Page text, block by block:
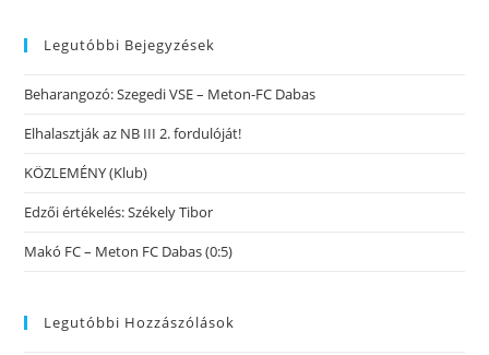
Legutóbbi Bejegyzések
Beharangozó: Szegedi VSE – Meton-FC Dabas
Elhalasztják az NB III 2. fordulóját!
KÖZLEMÉNY (Klub)
Edzői értékelés: Székely Tibor
Makó FC – Meton FC Dabas (0:5)
Legutóbbi Hozzászólások